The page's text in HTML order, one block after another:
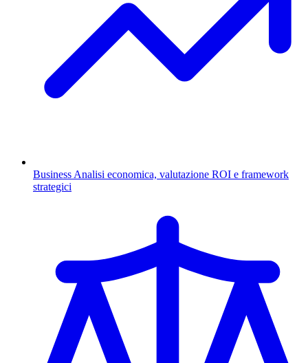
Business Analisi economica, valutazione ROI e framework
strategici